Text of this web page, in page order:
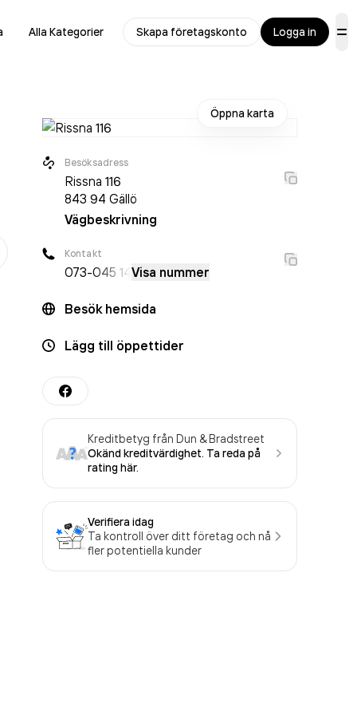
Alla Kategorier Skapa företagskonto Logga in
Öppna karta
Besöksadress
Rissna 116
843 94 Gällö
Vägbeskrivning
Kontakt
073-045 14 Visa nummer
Besök hemsida
Lägg till öppettider
Kreditbetyg från Dun & Bradstreet
Okänd kreditvärdighet. Ta reda på
rating här.
Verifiera idag
Ta kontroll över ditt företag och nå
fler potentiella kunder